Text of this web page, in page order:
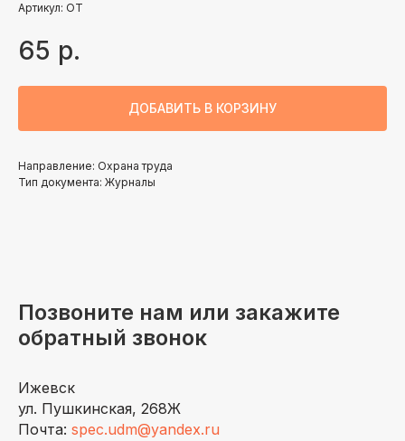
Артикул: ОТ
65 р.
ДОБАВИТЬ В КОРЗИНУ
Направление: Охрана труда
Тип документа: Журналы
Позвоните нам или закажите
обратный звонок
Ижевск
ул. Пушкинская, 268Ж
Почта: spec.udm@yandex.ru